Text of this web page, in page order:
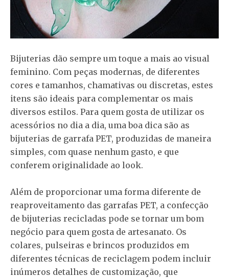
Bijuterias dão sempre um toque a mais ao visual
feminino. Com peças modernas, de diferentes
cores e tamanhos, chamativas ou discretas, estes
itens são ideais para complementar os mais
diversos estilos. Para quem gosta de utilizar os
acessórios no dia a dia, uma boa dica são as
bijuterias de garrafa PET, produzidas de maneira
simples, com quase nenhum gasto, e que
conferem originalidade ao look.
Além de proporcionar uma forma diferente de
reaproveitamento das garrafas PET, a confecção
de bijuterias recicladas pode se tornar um bom
negócio para quem gosta de artesanato. Os
colares, pulseiras e brincos produzidos em
diferentes técnicas de reciclagem podem incluir
inúmeros detalhes de customização, que